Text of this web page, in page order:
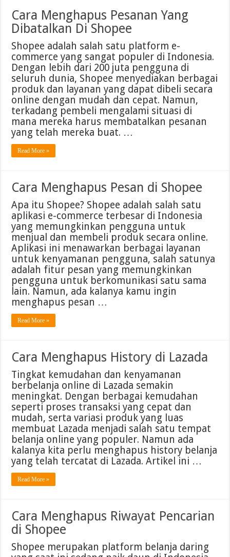
Cara Menghapus Pesanan Yang
Dibatalkan Di Shopee
Shopee adalah salah satu platform e-
commerce yang sangat populer di Indonesia.
Dengan lebih dari 200 juta pengguna di
seluruh dunia, Shopee menyediakan berbagai
produk dan layanan yang dapat dibeli secara
online dengan mudah dan cepat. Namun,
terkadang pembeli mengalami situasi di
mana mereka harus membatalkan pesanan
yang telah mereka buat. …
Read More »
Cara Menghapus Pesan di Shopee
Apa itu Shopee? Shopee adalah salah satu
aplikasi e-commerce terbesar di Indonesia
yang memungkinkan pengguna untuk
menjual dan membeli produk secara online.
Aplikasi ini menawarkan berbagai layanan
untuk kenyamanan pengguna, salah satunya
adalah fitur pesan yang memungkinkan
pengguna untuk berkomunikasi satu sama
lain. Namun, ada kalanya kamu ingin
menghapus pesan …
Read More »
Cara Menghapus History di Lazada
Tingkat kemudahan dan kenyamanan
berbelanja online di Lazada semakin
meningkat. Dengan berbagai kemudahan
seperti proses transaksi yang cepat dan
mudah, serta variasi produk yang luas
membuat Lazada menjadi salah satu tempat
belanja online yang populer. Namun ada
kalanya kita perlu menghapus history belanja
yang telah tercatat di Lazada. Artikel ini …
Read More »
Cara Menghapus Riwayat Pencarian
di Shopee
Shopee merupakan platform belanja daring